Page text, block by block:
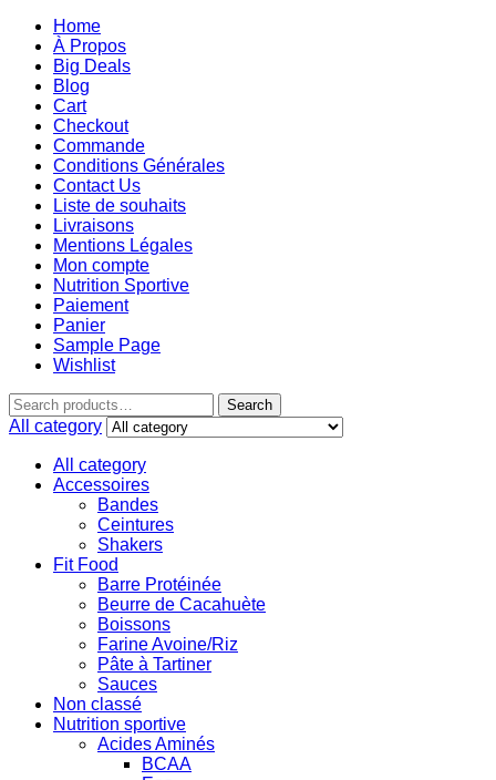
Home
À Propos
Big Deals
Blog
Cart
Checkout
Commande
Conditions Générales
Contact Us
Liste de souhaits
Livraisons
Mentions Légales
Mon compte
Nutrition Sportive
Paiement
Panier
Sample Page
Wishlist
Search
All category
All category
Accessoires
Bandes
Ceintures
Shakers
Fit Food
Barre Protéinée
Beurre de Cacahuète
Boissons
Farine Avoine/Riz
Pâte à Tartiner
Sauces
Non classé
Nutrition sportive
Acides Aminés
BCAA